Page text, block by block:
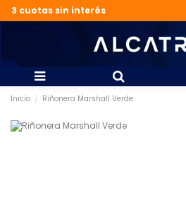
3 cuotas sin interés
Inicio Riñonera Marshall Verde